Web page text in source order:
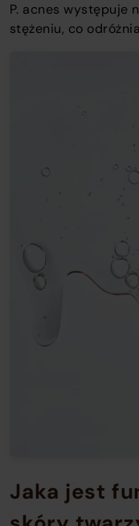
P. acnes występuje
stężeniu, co
Jaka jest